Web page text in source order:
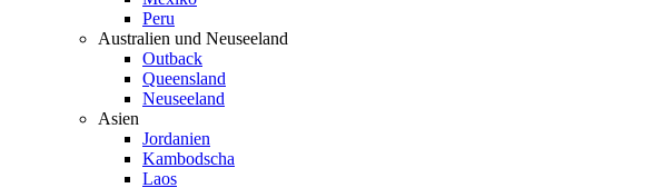
Peru
Australien und Neuseeland
Outback
Queensland
Neuseeland
Asien
Jordanien
Kambodscha
Laos